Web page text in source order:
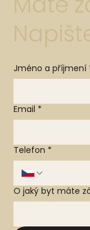
Jméno a příjmení
Email *
Telefon *
O jaký byt máte